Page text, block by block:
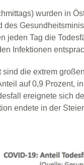
wurden in
des
jeden Tag die
Infektionen
sind die extrem
auf 0,9 Prozent,
ereignete sich
endete in der